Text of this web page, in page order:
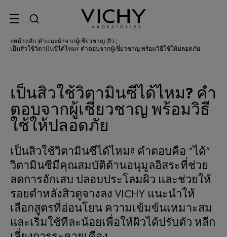
SITE MENU
หน้าหลัก คำแนะนำจากผู้เชี่ยวชาญ สิว
เป็นสิวใช้วิตามินซีได้ไหม? คำตอบจากผู้เชี่ยวชาญ พร้อมวิธีใช้ให้ปลอดภัย
เป็นสิวใช้วิตามินซีได้ไหม? คำ
ตอบจากผู้เชี่ยวชาญ พร้อมวิธี
ใช้ให้ปลอดภัย
เป็นสิวใช้วิตามินซีได้ไหม? คำตอบคือ “ได้”
วิตามินซีมีคุณสมบัติต้านอนุมูลอิสระที่ช่วย
ลดการอักเสบ ปลอบประโลมผิว และช่วยให้
รอยดำหลังสิวดูจางลง VICHY แนะนำให้
เลือกสูตรที่อ่อนโยน ความเข้มข้นเหมาะสม
และเริ่มใช้ทีละน้อยเพื่อให้ผิวได้ปรับตัว หลีก